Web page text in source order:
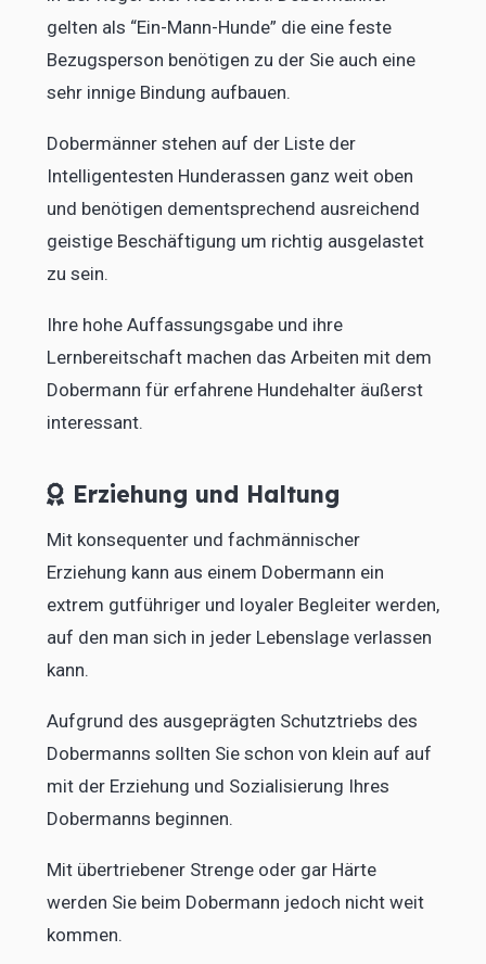
gelten als “Ein-Mann-Hunde” die eine feste
Bezugsperson benötigen zu der Sie auch eine
sehr innige Bindung aufbauen.
Dobermänner stehen auf der Liste der
Intelligentesten Hunderassen ganz weit oben
und benötigen dementsprechend ausreichend
geistige Beschäftigung um richtig ausgelastet
zu sein.
Ihre hohe Auffassungsgabe und ihre
Lernbereitschaft machen das Arbeiten mit dem
Dobermann für erfahrene Hundehalter äußerst
interessant.
Erziehung und Haltung
Mit konsequenter und fachmännischer
Erziehung kann aus einem Dobermann ein
extrem gutführiger und loyaler Begleiter werden,
auf den man sich in jeder Lebenslage verlassen
kann.
Aufgrund des ausgeprägten Schutztriebs des
Dobermanns sollten Sie schon von klein auf auf
mit der Erziehung und Sozialisierung Ihres
Dobermanns beginnen.
Mit übertriebener Strenge oder gar Härte
werden Sie beim Dobermann jedoch nicht weit
kommen.